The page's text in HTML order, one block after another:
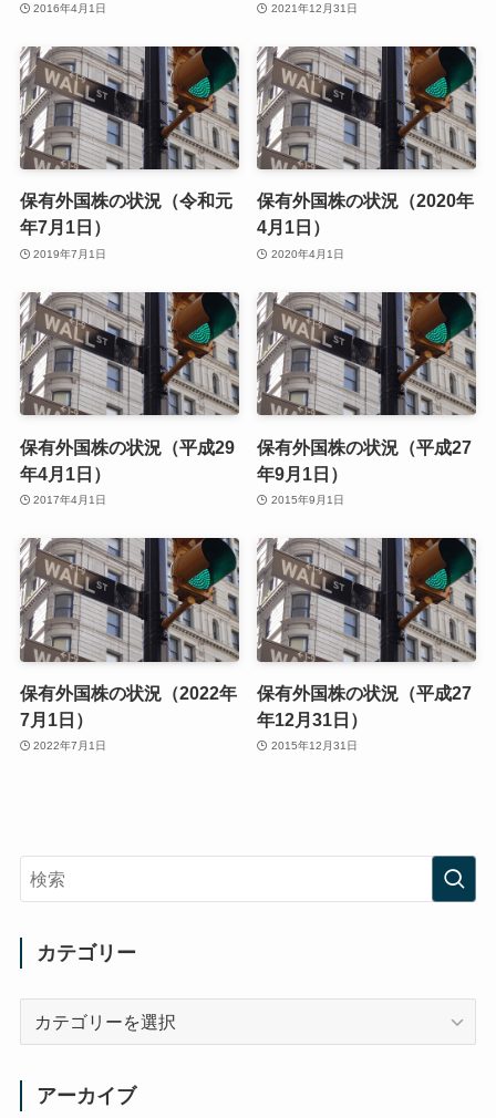
2016年4月1日 2021年12月31日
保有外国株の状況（令和元
年7月1日）
2019年7月1日
保有外国株の状況（2020年
4月1日）
2020年4月1日
保有外国株の状況（平成29
年4月1日）
2017年4月1日
保有外国株の状況（平成27
年9月1日）
2015年9月1日
保有外国株の状況（2022年
7月1日）
2022年7月1日
保有外国株の状況（平成27
年12月31日）
2015年12月31日
カテゴリー
アーカイブ